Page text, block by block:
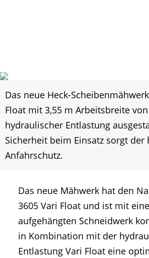
Das neue Heck-
Float mit 3,55 m Arbeitsbreite
hydraulischer Entlastung
Sicherheit beim Einsatz sorgt der
Anfahrschutz.
Das neue Mähwerk hat den
3605 Vari Float und ist mit
aufgehängten Schneidwerk
in Kombination mit der
Entlastung Vari Float eine